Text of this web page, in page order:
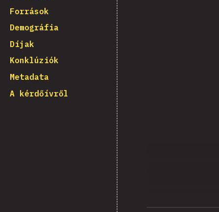
Források
Demográfia
Díjak
Konklúziók
Metadata
A kérdőívről